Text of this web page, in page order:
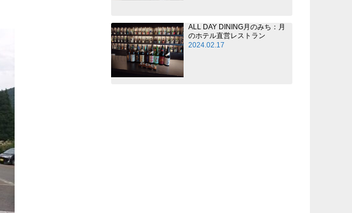
ALL DAY DINING月のみち：月
のホテル直営レストラン
2024.02.17